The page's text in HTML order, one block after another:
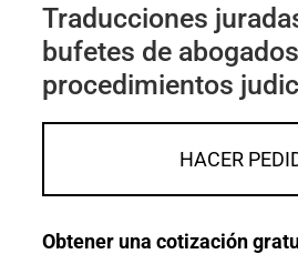
Traducciones
bufetes de
procedimientos
HACER
Obtener una cotización